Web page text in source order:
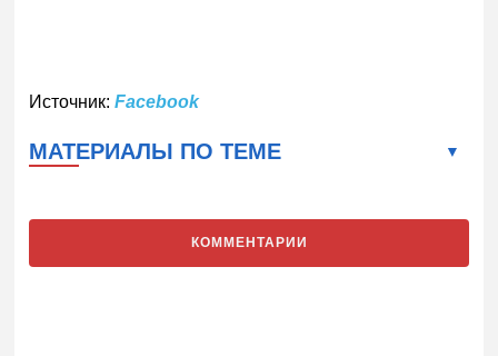
Источник:Facebook
МАТЕРИАЛЫ ПО ТЕМЕ
КОММЕНТАРИИ